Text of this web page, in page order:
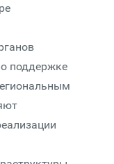
поддержке